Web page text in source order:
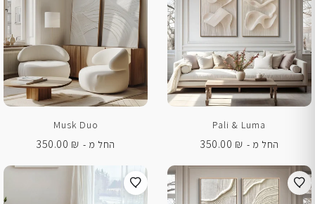
Pali & Luma
החל מ -
350.00 ₪
Musk Duo
החל מ -
350.00 ₪